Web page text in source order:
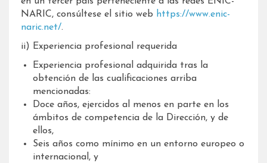
NARIC, consúltese el sitio web https://www.enic-
naric.net/.
ii) Experiencia profesional requerida
Experiencia profesional adquirida tras la
obtención de las cualificaciones arriba
mencionadas:
Doce años, ejercidos al menos en parte en los
ámbitos de competencia de la Dirección, y de
ellos,
Seis años como mínimo en un entorno europeo o
internacional, y